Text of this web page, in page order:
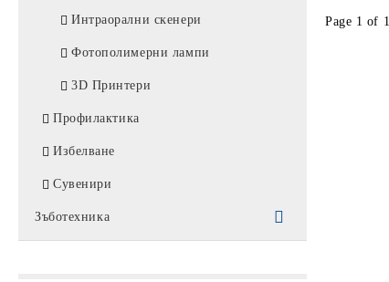
Интраорални скенери
Фотополимерни лампи
3D Принтери
Профилактика
Избелване
Сувенири
Зъботехника
Page 1 of 1